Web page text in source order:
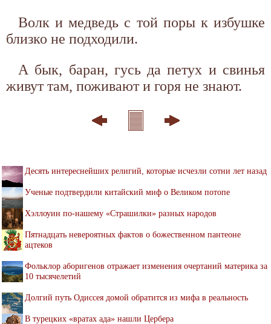
Волк и медведь с той поры к избушке
близко не подходили.
А бык, баран, гусь да петух и свинья
живут там, поживают и горя не знают.
Десять интереснейших религий, которые исчезли сотни лет назад
Ученые подтвердили китайский миф о Великом потопе
Хэллоуин по-нашему «Страшилки» разных народов
Пятнадцать невероятных фактов о божественном пантеоне
ацтеков
Фольклор аборигенов отражает изменения очертаний материка за
10 тысячелетий
Долгий путь Одиссея домой обратится из мифа в реальность
В турецких «вратах ада» нашли Цербера